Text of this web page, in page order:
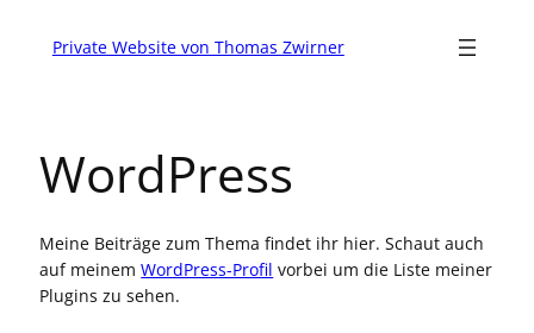
Private Website von Thomas Zwirner
WordPress
Meine Beiträge zum Thema findet ihr hier. Schaut auch
auf meinemWordPress-Profil vorbei um die Liste meiner
Plugins zu sehen.